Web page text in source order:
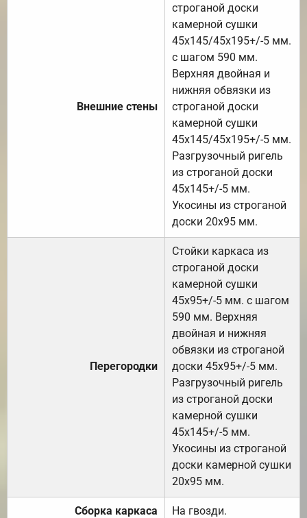
Внешние стены
строганой доски
камерной сушки
45х145/45х195+/-5 мм.
с шагом 590 мм.
Верхняя двойная и
нижняя обвязки из
строганой доски
камерной сушки
45х145/45х195+/-5 мм.
Разгрузочный ригель
из строганой доски
45х145+/-5 мм.
Укосины из строганой
доски 20х95 мм.
Перегородки
Стойки каркаса из
строганой доски
камерной сушки
45х95+/-5 мм. с шагом
590 мм. Верхняя
двойная и нижняя
обвязки из строганой
доски 45х95+/-5 мм.
Разгрузочный ригель
из строганой доски
камерной сушки
45х145+/-5 мм.
Укосины из строганой
доски камерной сушки
20х95 мм.
Сборка каркаса На гвозди.